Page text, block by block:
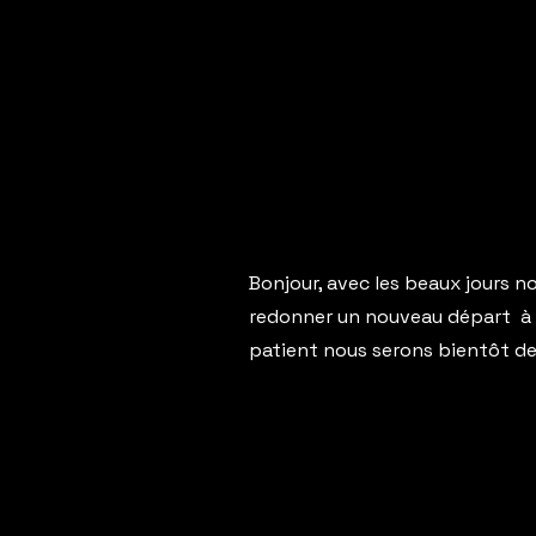
Bonjour, avec les beaux jours
redonner un nouveau départ
patient nous serons bientôt